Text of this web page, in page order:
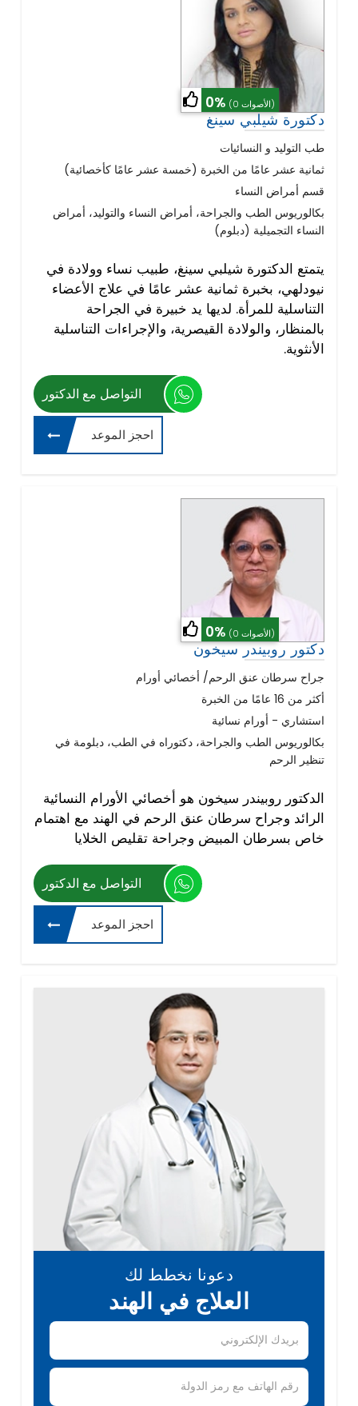
0% (0 الأصوات)
دكتورة شيلبي سينغ
طب التوليد و النسائيات
ثمانية عشر عامًا من الخبرة (خمسة عشر عامًا كأخصائية)
قسم أمراض النساء
بكالوريوس الطب والجراحة، أمراض النساء والتوليد، أمراض
النساء التجميلية (دبلوم)
يتمتع الدكتورة شيلبي سينغ، طبيب نساء وولادة في
نيودلهي، بخبرة ثمانية عشر عامًا في علاج الأعضاء
التناسلية للمرأة. لديها يد خبيرة في الجراحة
بالمنظار، والولادة القيصرية، والإجراءات التناسلية
الأنثوية.
التواصل مع الدكتور
احجز الموعد
0% (0 الأصوات)
دكتور روبيندر سيخون
جراح سرطان عنق الرحم/ أخصائي أورام
أكثر من 16 عامًا من الخبرة
استشاري - أورام نسائية
بكالوريوس الطب والجراحة، دكتوراه في الطب، دبلومة في
تنظير الرحم
الدكتور روبيندر سيخون هو أخصائي الأورام النسائية
الرائد وجراح سرطان عنق الرحم في الهند مع اهتمام
خاص بسرطان المبيض وجراحة تقليص الخلايا
التواصل مع الدكتور
احجز الموعد
دعونا نخطط لك
العلاج في الهند